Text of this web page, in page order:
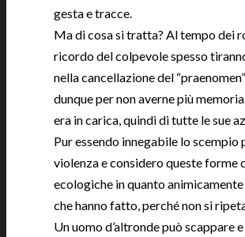
gesta e tracce.
Ma di cosa si tratta? Al tempo dei
ricordo del colpevole spesso
nella cancellazione del
dunque per non averne più
era in carica, quindi di tutte le sue
Pur essendo innegabile lo
violenza e considero queste forme
ecologiche in quanto
che hanno fatto, perché non si
Un uomo d’altronde può scappare